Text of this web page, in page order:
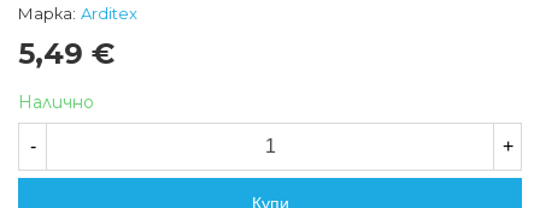
Марка: Arditex
5,49 €
Налично
- +
Купи